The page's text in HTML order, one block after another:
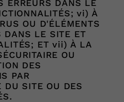
ERREURS DANS LE
vi) À
OU D'ÉLÉMENTS
DANS LE SITE ET
ET vii) À LA
OU
DES
PAR
DU SITE OU DES